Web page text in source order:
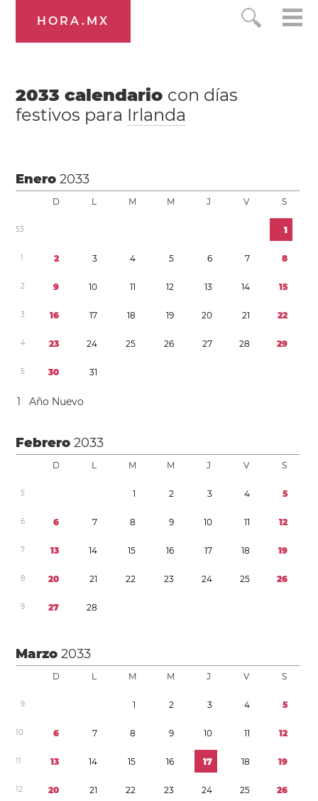
HORA.MX
2033 calendario con días
festivos para Irlanda
Enero2033
D L M M J V S
53 1
1 2 3 4 5 6 7 8
2 9 10 11 12 13 14 15
3 16 17 18 19 20 21 22
4 23 24 25 26 27 28 29
5 30 31
1 Año Nuevo
Febrero2033
D L M M J V S
5 1 2 3 4 5
6 6 7 8 9 10 11 12
7 13 14 15 16 17 18 19
8 20 21 22 23 24 25 26
9 27 28
Marzo2033
D L M M J V S
9 1 2 3 4 5
10 6 7 8 9 10 11 12
11 13 14 15 16 17 18 19
12 20 21 22 23 24 25 26